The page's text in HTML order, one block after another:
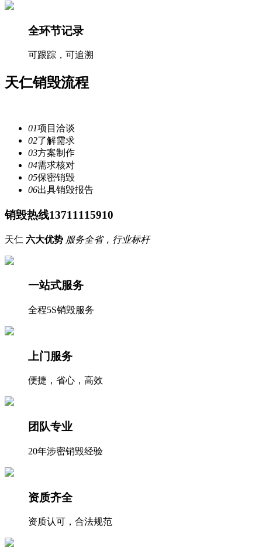
全环节记录
可跟踪，可追溯
天仁销毁流程
01项目洽谈
02了解需求
03方案制作
04需求核对
05保密销毁
06出具销毁报告
销毁热线13711115910
天仁 六大优势 服务全省，行业标杆
一站式服务
全程5S销毁服务
上门服务
便捷，省心，高效
团队专业
20年涉密销毁经验
资质齐全
资质认可，合法规范